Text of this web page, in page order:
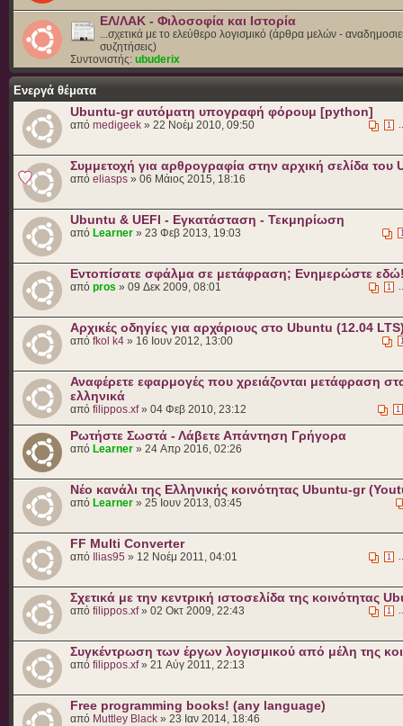
ΕΛ/ΛΑΚ - Φιλοσοφία και Ιστορία
...σχετικά με το ελεύθερο λογισμικό (άρθρα μελών -
συζητήσεις)
Συντονιστής: ubuderix
Ενεργά θέματα
Ubuntu-gr αυτόματη υπογραφή φόρουμ [python]
1
από medigeek » 22 Νοέμ 2010, 09:50
Συμμετοχή για αρθρογραφία στην αρχική σελίδα του
από eliasps » 06 Μάιος 2015, 18:16
Ubuntu & UEFI - Εγκατάσταση - Τεκμηρίωση
από Learner » 23 Φεβ 2013, 19:03
Εντοπίσατε σφάλμα σε μετάφραση; Ενημερώστε
1
από pros » 09 Δεκ 2009, 08:01
Αρχικές οδηγίες για αρχάριους στο Ubuntu (12.04
από fkol k4 » 16 Ιουν 2012, 13:00
Αναφέρετε εφαρμογές που χρειάζονται μετάφραση
ελληνικά
1
από filippos.xf» 04 Φεβ 2010, 23:12
Ρωτήστε Σωστά - Λάβετε Απάντηση Γρήγορα
από Learner » 24 Απρ 2016, 02:26
Nέο κανάλι της Ελληνικής κοινότητας Ubuntu-gr
από Learner » 25 Ιουν 2013, 03:45
FF Multi Converter
1
από Ilias95 » 12 Νοέμ 2011, 04:01
Σχετικά με την κεντρική ιστοσελίδα της κοινότητας
1
από filippos.xf» 02 Οκτ 2009, 22:43
Συγκέντρωση των έργων λογισμικού από μέλη της
από filippos.xf» 21 Αύγ 2011, 22:13
Free programming books! (any language)
από Muttley Black » 23 Ιαν 2014, 18:46